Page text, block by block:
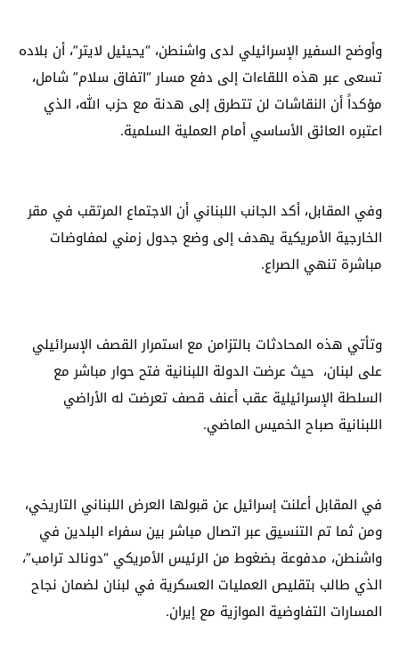
وأوضح السفير الإسرائيلي لدى واشنطن، “يحيئيل لايتر”، أن بلاده
تسعى عبر هذه اللقاءات إلى دفع مسار “اتفاق سلام” شامل،
مؤكداً أن النقاشات لن تتطرق إلى هدنة مع حزب الله، الذي
اعتبره العائق الأساسي أمام العملية السلمية.
وفي المقابل، أكد الجانب اللبناني أن الاجتماع المرتقب في مقر
الخارجية الأمريكية يهدف إلى وضع جدول زمني لمفاوضات
مباشرة تنهي الصراع.
وتأتي هذه المحادثات بالتزامن مع استمرار القصف الإسرائيلي
على لبنان، حيث عرضت الدولة اللبنانية فتح حوار مباشر مع
السلطة الإسرائيلية عقب أعنف قصف تعرضت له الأراضي
اللبنانية صباح الخميس الماضي.
في المقابل أعلنت إسرائيل عن قبولها العرض اللبناني التاريخي،
ومن ثما تم التنسيق عبر اتصال مباشر بين سفراء البلدين في
واشنطن، مدفوعة بضغوط من الرئيس الأمريكي “دونالد ترامب”،
الذي طالب بتقليص العمليات العسكرية في لبنان لضمان نجاح
المسارات التفاوضية الموازية مع إيران.